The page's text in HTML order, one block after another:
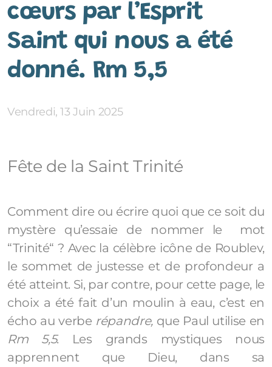
cœurs par l’Esprit
Saint qui nous a été
donné. Rm 5,5
Vendredi, 13 Juin 2025
Fête de la Saint Trinité
Comment dire ou écrire quoi que ce soit du
mystère qu’essaie de nommer le mot
“Trinité“ ? Avec la célèbre icône de Roublev,
le sommet de justesse et de profondeur a
été atteint. Si, par contre, pour cette page, le
choix a été fait d’un moulin à eau, c’est en
écho au verbe répandre,que Paul utilise en
Rm 5,5. Les grands mystiques nous
apprennent que Dieu, dans sa